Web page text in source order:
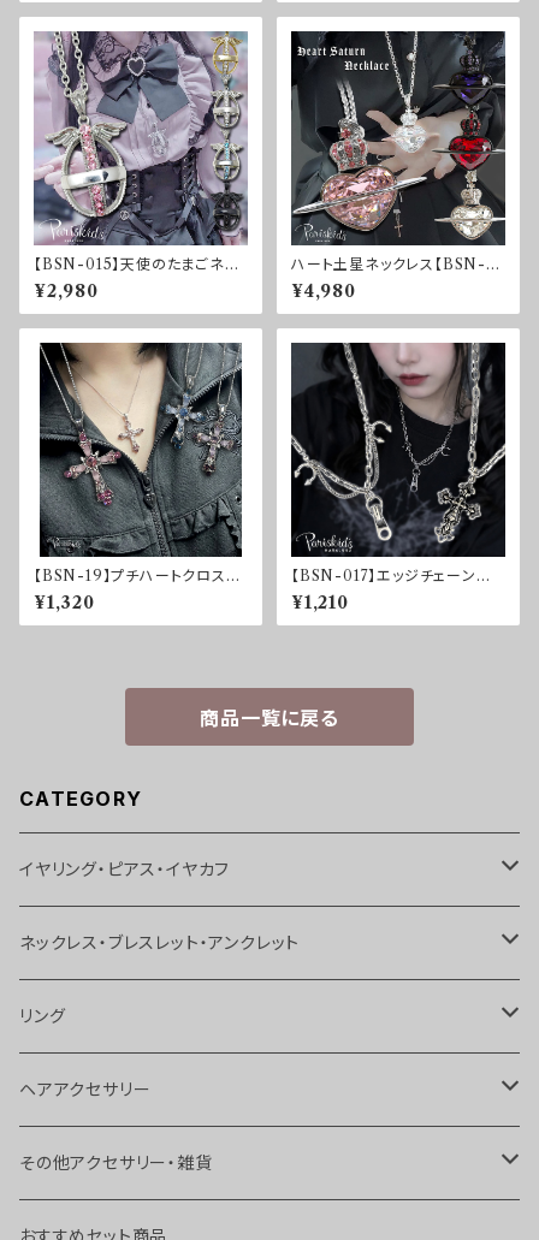
【BSN-015】天使のたまごネッ
クレス
¥2,980
ハート土星ネックレス【BSN-01
3】
¥4,980
【BSN-19】プチハートクロスネ
ックレス
¥1,320
【BSN-017】エッジチェーンネッ
クレス
¥1,210
商品一覧に戻る
CATEGORY
イヤリング・ピアス・イヤカフ
イヤリング
ピアス
イヤカフス
ボディピアス
ネックレス・ブレスレット・アンクレット
ネックレス
ブレスレット
アンクレット
チョーカー
リング
リング
トゥリング
ヘアアクセサリー
ヘアピン
ヘアゴム
その他アクセサリー・雑貨
ブローチ